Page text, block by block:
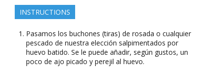
INSTRUCTIONS
Pasamos los buchones (tiras) de rosada o cualquier
pescado de nuestra elección salpimentados por
huevo batido. Se le puede añadir, según gustos, un
poco de ajo picado y perejil al huevo.